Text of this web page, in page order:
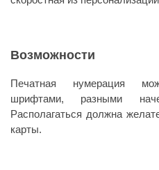
Возможности
Печатная нумерация
шрифтами, разными
Располагаться должна
карты.